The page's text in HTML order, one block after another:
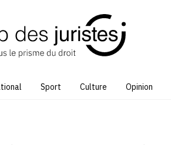
Sport Culture Opinion